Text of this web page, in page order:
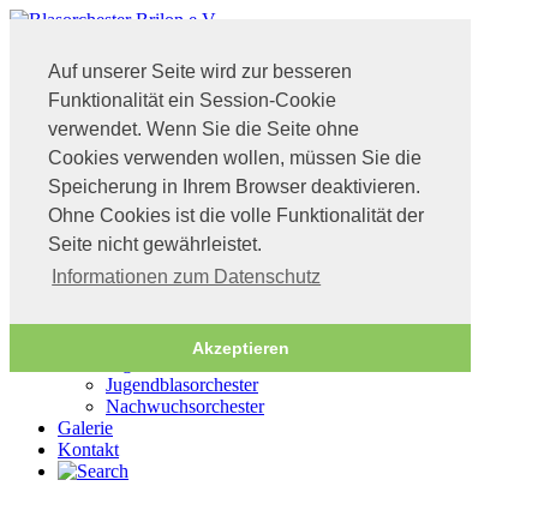
Auf unserer Seite wird zur besseren
Funktionalität ein Session-Cookie
verwendet. Wenn Sie die Seite ohne
Cookies verwenden wollen, müssen Sie die
Speicherung in Ihrem Browser deaktivieren.
Ohne Cookies ist die volle Funktionalität der
Seite nicht gewährleistet.
Informationen zum Datenschutz
Akzeptieren
Start
Blog
Termine
Verein
Vorstand
Geschichte
Festmarsch
Passive Mitgliedschaft
Register / Bands
Register
Briloner Oldie Sound
Jugendblasorchester
Nachwuchsorchester
Galerie
Kontakt